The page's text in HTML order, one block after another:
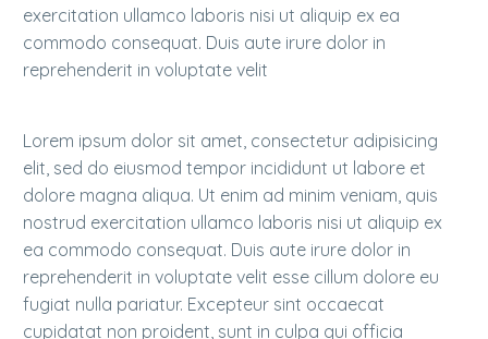
exercitation ullamco laboris nisi ut aliquip ex ea
commodo consequat. Duis aute irure dolor in
reprehenderit in voluptate velit
Lorem ipsum dolor sit amet, consectetur adipisicing
elit, sed do eiusmod tempor incididunt ut labore et
dolore magna aliqua. Ut enim ad minim veniam, quis
nostrud exercitation ullamco laboris nisi ut aliquip ex
ea commodo consequat. Duis aute irure dolor in
reprehenderit in voluptate velit esse cillum dolore eu
fugiat nulla pariatur. Excepteur sint occaecat
cupidatat non proident, sunt in culpa qui officia